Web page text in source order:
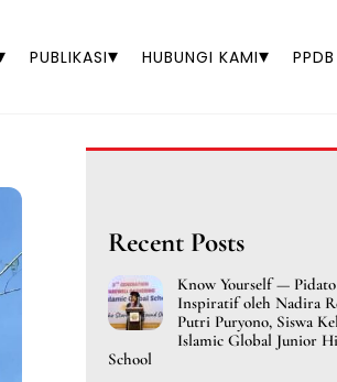
PUBLIKASI▾ HUBUNGI KAMI▾ PPDB
Recent Posts
Know Yourself — Pidato
Inspiratif oleh Nadira
Putri Puryono, Siswa
Islamic Global Junior
School